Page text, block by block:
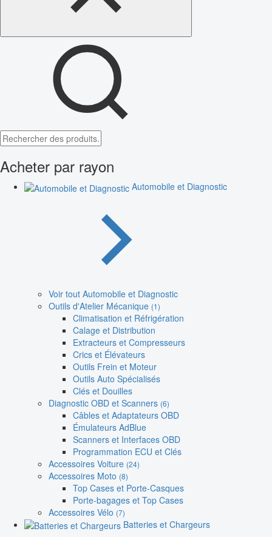
Acheter par rayon
Automobile et Diagnostic
Voir tout Automobile et Diagnostic
Outils d'Atelier Mécanique (1)
Climatisation et Réfrigération
Calage et Distribution
Extracteurs et Compresseurs
Crics et Élévateurs
Outils Frein et Moteur
Outils Auto Spécialisés
Clés et Douilles
Diagnostic OBD et Scanners (6)
Câbles et Adaptateurs OBD
Émulateurs AdBlue
Scanners et Interfaces OBD
Programmation ECU et Clés
Accessoires Voiture (24)
Accessoires Moto (8)
Top Cases et Porte-Casques
Porte-bagages et Top Cases
Accessoires Vélo (7)
Batteries et Chargeurs